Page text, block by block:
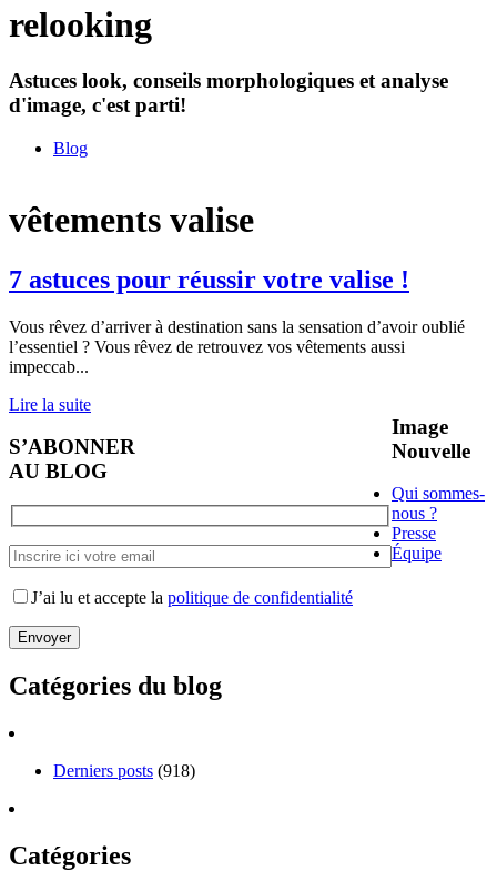
relooking
Astuces look, conseils morphologiques et analyse
d'image, c'est parti!
Blog
vêtements valise
7 astuces pour réussir votre valise !
Vous rêvez d’arriver à destination sans la sensation d’avoir oublié
l’essentiel ? Vous rêvez de retrouvez vos vêtements aussi
impeccab...
Lire la suite
S’ABONNER
AU BLOG
J’ai lu et accepte la politique de confidentialité
Catégories du blog
Derniers posts (918)
Catégories
Image
Nouvelle
Qui sommes-
nous ?
Presse
Équipe